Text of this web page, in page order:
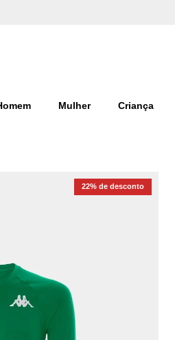
Mulher Criança
22% de desconto